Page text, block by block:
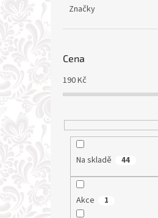
Značky
Cena
190Kč
Na skladě 44
Akce 1